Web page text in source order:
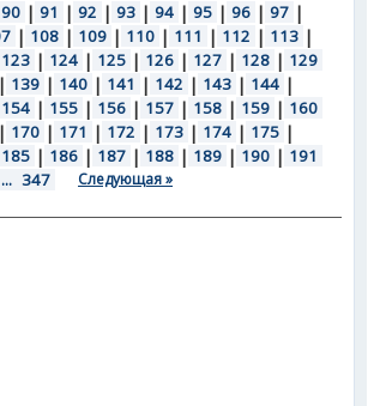
90 | 91 | 92 | 93 | 94 | 95 | 96 | 97 |
| 108 | 109 | 110 | 111 | 112 | 113 |
123 | 124 | 125 | 126 | 127 | 128 | 129
| 139 | 140 | 141 | 142 | 143 | 144 |
154 | 155 | 156 | 157 | 158 | 159 | 160
| 170 | 171 | 172 | 173 | 174 | 175 |
185 | 186 | 187 | 188 | 189 | 190 | 191
... 347 Следующая »